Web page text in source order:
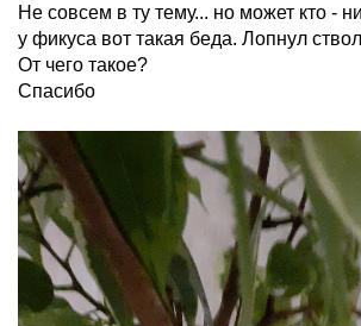
Не совсем в ту тему... но может кто -
у фикуса вот такая беда. Лопнул
От чего такое?
Спасибо